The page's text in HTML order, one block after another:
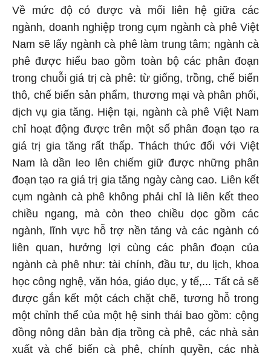
Về mức độ có được và mối liên hệ giữa các
ngành, doanh nghiệp trong cụm ngành cà phê Việt
Nam sẽ lấy ngành cà phê làm trung tâm; ngành cà
phê được hiểu bao gồm toàn bộ các phân đoạn
trong chuỗi giá trị cà phê: từ giống, trồng, chế biến
thô, chế biến sản phẩm, thương mại và phân phối,
dịch vụ gia tăng. Hiện tại, ngành cà phê Việt Nam
chỉ hoạt động được trên một số phân đoạn tạo ra
giá trị gia tăng rất thấp. Thách thức đối với Việt
Nam là dần leo lên chiếm giữ được những phân
đoạn tạo ra giá trị gia tăng ngày càng cao. Liên kết
cụm ngành cà phê không phải chỉ là liên kết theo
chiều ngang, mà còn theo chiều dọc gồm các
ngành, lĩnh vực hỗ trợ nền tảng và các ngành có
liên quan, hưởng lợi cùng các phân đoạn của
ngành cà phê như: tài chính, đầu tư, du lịch, khoa
học công nghệ, văn hóa, giáo dục, y tế,... Tất cả sẽ
được gắn kết một cách chặt chẽ, tương hỗ trong
một chỉnh thể của một hệ sinh thái bao gồm: cộng
đồng nông dân bản địa trồng cà phê, các nhà sản
xuất và chế biến cà phê, chính quyền, các nhà